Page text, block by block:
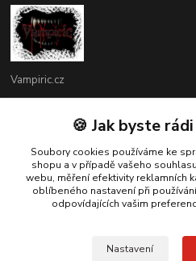
Vampiric.cz
+420 774 198 598
(Po-Pá, 9-16 hod.)
info@vampiric.cz
🍪 Jak byste
Soubory cookies používáme ke
shopu a v případě vašeho
webu, měření efektivity reklamních
oblíbeného nastavení při
odpovídajících vašim
Nastavení